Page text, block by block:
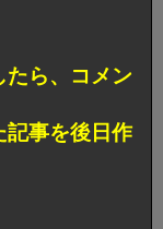
たら、コメン
記事を後日作